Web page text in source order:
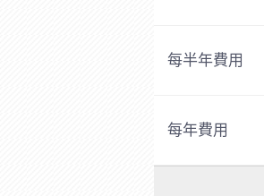
每半年費用
每年費用